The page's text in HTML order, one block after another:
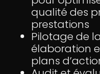
qualité des
prestations
Pilotage de
élaboration
plans